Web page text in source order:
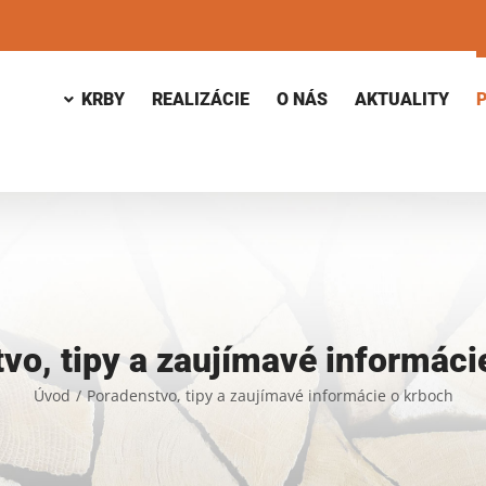
KRBY REALIZÁCIE O NÁS AKTUALITY
tipy a zaujímavé
Úvod / Poradenstvo, tipy a zaujímavé informácie o krboch